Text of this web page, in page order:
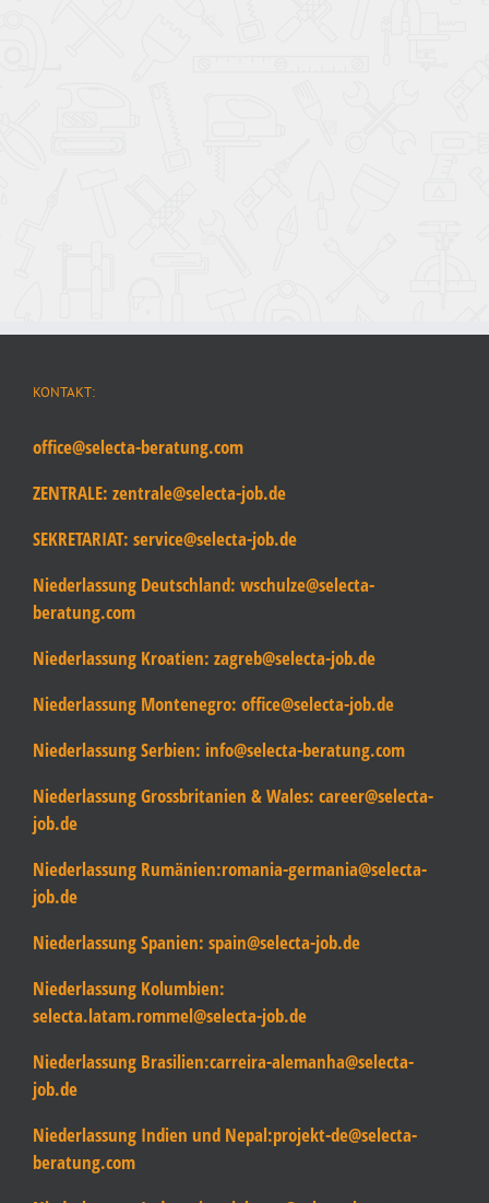
KONTAKT:
office@selecta-beratung.com
ZENTRALE: zentrale@selecta-job.de
SEKRETARIAT: service@selecta-job.de
Niederlassung Deutschland: wschulze@selecta-
beratung.com
Niederlassung Kroatien: zagreb@selecta-job.de
Niederlassung Montenegro: office@selecta-job.de
Niederlassung Serbien: info@selecta-beratung.com
Niederlassung Grossbritanien & Wales: career@selecta-
job.de
Niederlassung Rumänien:romania-germania@selecta-
job.de
Niederlassung Spanien: spain@selecta-job.de
Niederlassung Kolumbien:
selecta.latam.rommel@selecta-job.de
Niederlassung Brasilien:carreira-alemanha@selecta-
job.de
Niederlassung Indien und Nepal:projekt-de@selecta-
beratung.com